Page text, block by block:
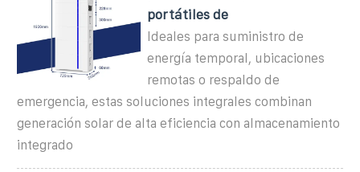
portátiles de
Ideales para suministro de
energía temporal, ubicaciones
remotas o respaldo de
emergencia, estas soluciones integrales combinan
generación solar de alta eficiencia con almacenamiento
integrado